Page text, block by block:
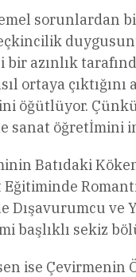
sorunlardan
bir azınlık
ortaya
öğütlüyor.
sanat öğretİmini
Batıdaki
ve
başlıklı sekiz
ise Çevirmenin